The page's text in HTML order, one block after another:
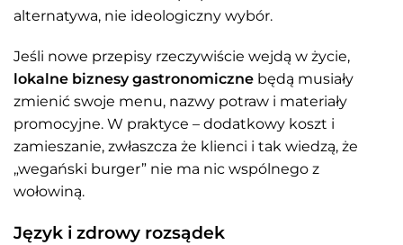
alternatywa, nie ideologiczny wybór.
Jeśli nowe przepisy rzeczywiście wejdą w życie,
lokalne biznesy gastronomiczne będą musiały
zmienić swoje menu, nazwy potraw i materiały
promocyjne. W praktyce – dodatkowy koszt i
zamieszanie, zwłaszcza że klienci i tak wiedzą, że
„wegański burger” nie ma nic wspólnego z
wołowiną.
Język i zdrowy rozsądek